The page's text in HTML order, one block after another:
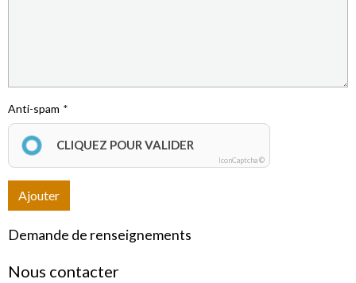
Anti-spam
CLIQUEZ POUR VALIDER
IconCaptcha ©
Ajouter
Demande de renseignements
Nous contacter